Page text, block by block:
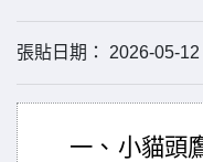
張貼日期： 2026-05-
一、 小貓頭